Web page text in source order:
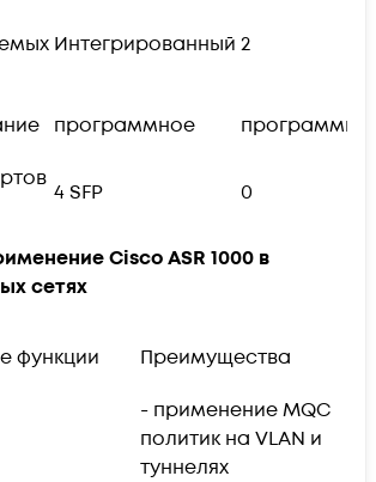
Интегрированный 2
программное
4 SFP 0
Cisco ASR 1000 в
сетях
функции Преимущества
- применение MQC
политик на VLAN и
туннелях